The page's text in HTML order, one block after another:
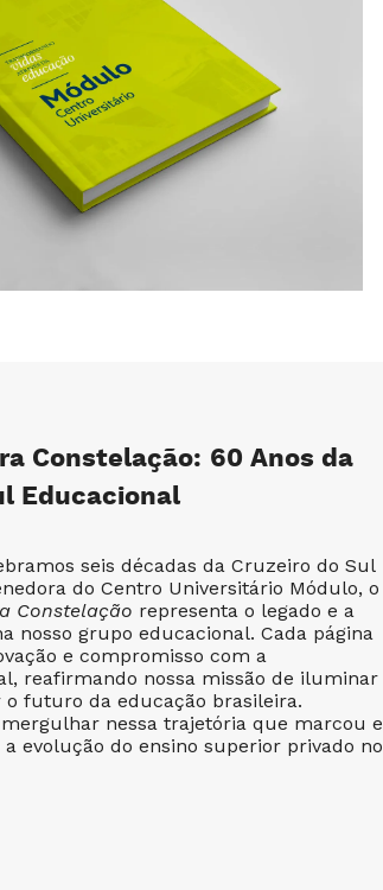
Constelação: 60 Anos da
Educacional
seis décadas da Cruzeiro do Sul
do Centro Universitário Módulo, o
Constelação representa o legado e a
nosso grupo educacional. Cada página
e compromisso com a
reafirmando nossa missão de iluminar
futuro da educação brasileira.
nessa trajetória que marcou e
evolução do ensino superior privado no